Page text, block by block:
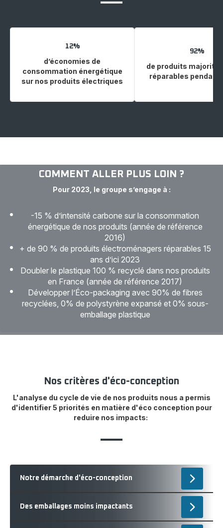
12%
d’économies de
consommation énergétique
sur nos produits électriques
92%
de produits
réparables pendant
COMMENT ALLER PLUS LOIN ?
Pour 2023, le groupe s’engage à :
-15 % d’intensité carbone sur la consommation
énergétique de nos produits (année de référence
2016)
+ de 90 % de produits électroménagers réparables 15
ans d’ici 2023
Doubler le plastique 100 % recyclé dans nos produits
en France (année de référence 2017)
Développer l’Éco-packaging avec 90% de fibres
recyclées, 0% de polystyrène expansé et 0% sous-
emballage plastique
Nos critères d'éco-conception
L'analyse du cycle de vie de nos produits nous a permis
d'identifier 5 priorités en matière d'éco conception pour
reduire nos impacts:
Notre démarche d'éco-conception
Ouvrir
-
Notre
d'éco-
Des emballages moins impactants
Ouvrir
-